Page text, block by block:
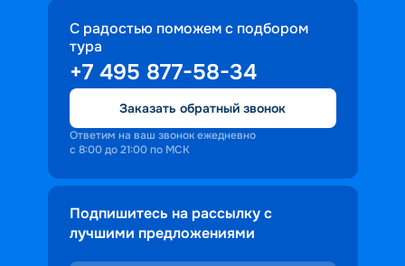
С радостью поможем с подбором
тура
+7 495 877-58-34
Заказать обратный звонок
Ответим на ваш звонок ежедневно
с 8:00 до 21:00 по МСК
Подпишитесь на рассылку с
лучшими предложениями